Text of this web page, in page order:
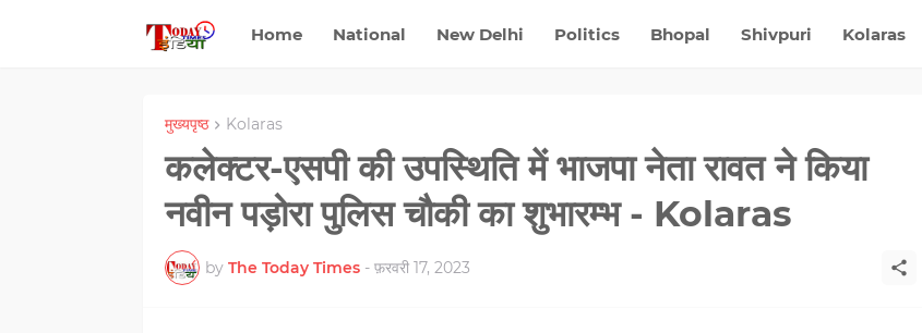
Home National New Delhi Politics Bhopal Shivpuri Kolaras
मुख्यपृष्ठ Kolaras
कलेक्टर-एसपी की उपस्थिति में भाजपा नेता रावत ने किया
नवीन पड़ोरा पुलिस चौकी का शुभारम्भ - Kolaras
by The Today Times - फ़रवरी 17, 2023